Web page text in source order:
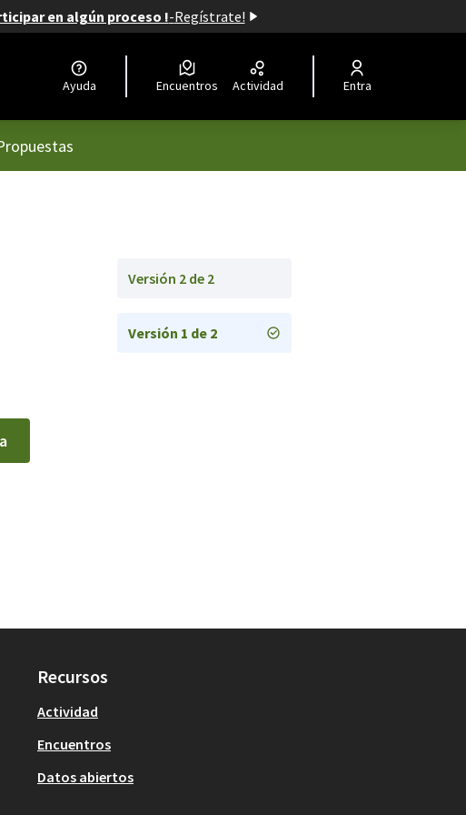
en algún proceso !-Regístrate!
Ayuda Encuentros Actividad Entra
de usuario
Versión 2 de 2
Versión 1 de 2
Recursos
Actividad
Encuentros
Datos abiertos